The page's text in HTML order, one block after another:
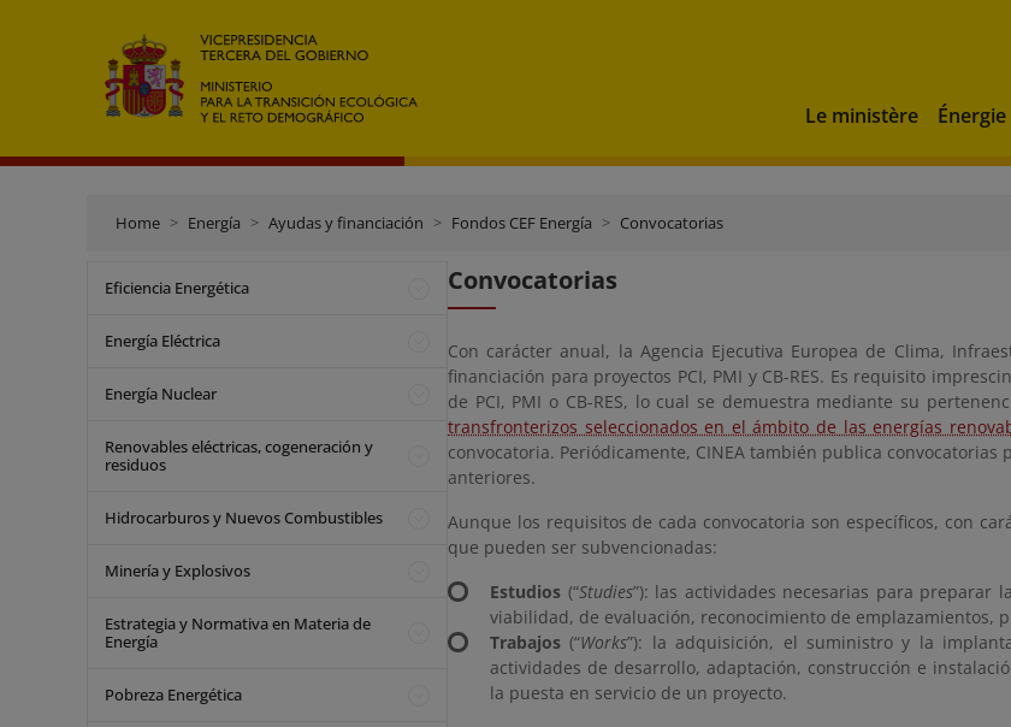
Le ministère Énergie
Home Energía Ayudas y financiación Fondos CEF Energía Convocatorias
Eficiencia Energética
Energía Eléctrica
Energía Nuclear
Renovables eléctricas, cogeneración y
residuos
Hidrocarburos y Nuevos Combustibles
Minería y Explosivos
Estrategia y Normativa en Materia de
Energía
Pobreza Energética
Convocatorias
Con carácter anual, la Agencia Ejecutiva Europea de Clima,
financiación para proyectos PCI, PMI y CB-RES. Es requisito
de PCI, PMI o CB-RES, lo cual se demuestra mediante su
transfronterizos seleccionados en el ámbito de las energías
convocatoria. Periódicamente, CINEA también publica
anteriores.
Aunque los requisitos de cada convocatoria son específicos, con
que pueden ser subvencionadas:
Estudios (“Studies”): las actividades necesarias para preparar
viabilidad, de evaluación, reconocimiento de emplazamientos,
Trabajos (“Works”): la adquisición, el suministro y la
actividades de desarrollo, adaptación, construcción e
la puesta en servicio de un proyecto.